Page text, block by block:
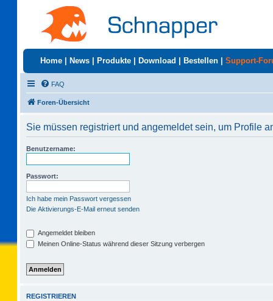
Home News Produkte Download Bestellen Support-
FAQ
Foren-Übersicht
Sie müssen registriert und angemeldet sein, um Profile
Benutzername:
Passwort:
Ich habe mein Passwort vergessen
Die Aktivierungs-E-Mail erneut senden
Angemeldet bleiben
Meinen Online-Status während dieser Sitzung verbergen
REGISTRIEREN